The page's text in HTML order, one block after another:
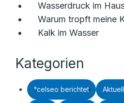
Wasserdruck im
Warum tropft meine
Kalk im Wasser
Kategorien
°celseo berichtet